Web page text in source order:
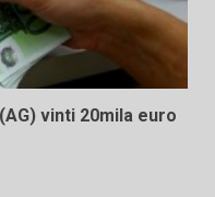
vinti 20mila euro